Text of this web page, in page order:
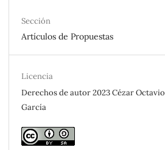
Sección
Artículos de Propuestas
Licencia
Derechos de autor 2023 Cézar Octavio
García